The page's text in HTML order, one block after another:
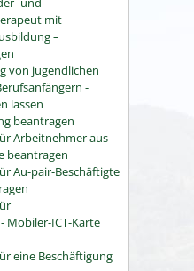
mit
–
von jugendlichen
-
lassen
beantragen
Arbeitnehmer aus
beantragen
Au-pair-Beschäftigte
Mobiler-ICT-Karte
eine Beschäftigung